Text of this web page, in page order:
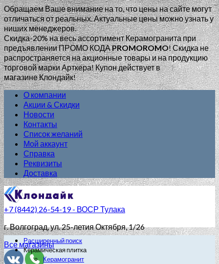
Обращаем Ваше внимание на то, что цены на сайте могут
отличаться от реальных. Актуальные цены можно узнать у
ниших менеджеров.
Скидка-20% на весь ассортимент Керамогранита при
предъявлении ПРОМО КОДАPROMOROMO!Скидка не
распространяется на акционные товары и на продукцию
торговой марки Арткера! Купон действует в
магазине Клондайк!
О компании
Акции & Скидки
Новости
Контакты
Список желаний
Мой аккаунт
Справка
Реквизиты
Доставка
+7 (8442) 26-54-19 - ВОСР Тулака
г. Волгоград, ул. 25-летия Октября, 1/26
Все магазины
Расширенный поиск
Керамическая плитка
Керамогранит